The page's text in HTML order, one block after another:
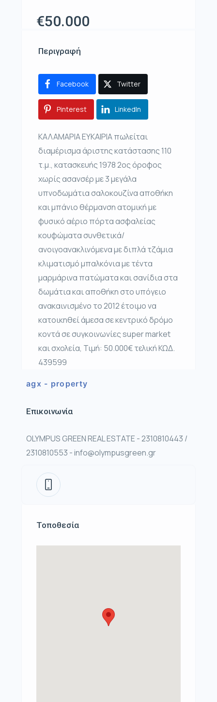
€50.000
Περιγραφή
Facebook Twitter
Pinterest LinkedIn
ΚΑΛΑΜΑΡΙΑ ΕΥΚΑΙΡΙΑ πωλείται
διαμέρισμα άριστης κατάστασης 110
τ.μ., κατασκευής 1978 2ος όροφος
χωρίς ασανσέρ με 3 μεγάλα
υπνοδωμάτια σαλοκουζίνα αποθήκη
και μπάνιο θέρμανση ατομική με
φυσικό αέριο πόρτα ασφαλείας
κουφώματα συνθετικά/
ανοιγοανακλινόμενα με διπλά τζάμια
κλιματισμό μπαλκόνια με τέντα
μαρμάρινα πατώματα και σανίδια στα
δωμάτια και αποθήκη στο υπόγειο
ανακαινισμένο το 2012 έτοιμο να
κατοικηθεί άμεσα σε κεντρικό δρόμο
κοντά σε συγκοινωνίες super market
και σχολεία, Τιμή: 50.000€ τελική ΚΩΔ.
439599
agx - property
Επικοινωνία
OLYMPUS GREEN REAL ESTATE - 2310810443 /
2310810553 - info@olympusgreen.gr
Τοποθεσία